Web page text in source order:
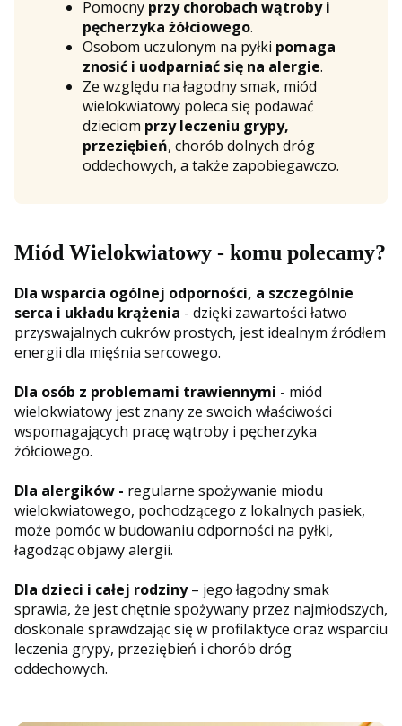
Pomocny przy chorobach wątroby i
pęcherzyka żółciowego.
Osobom uczulonym na pyłki pomaga
znosić i uodparniać się na alergie.
Ze względu na łagodny smak, miód
wielokwiatowy poleca się podawać
dzieciom przy leczeniu grypy,
przeziębień, chorób dolnych dróg
oddechowych, a także zapobiegawczo.
Miód Wielokwiatowy - komu polecamy?
Dla wsparcia ogólnej odporności, a szczególnie
serca i układu krążenia - dzięki zawartości łatwo
przyswajalnych cukrów prostych, jest idealnym źródłem
energii dla mięśnia sercowego.
Dla osób z problemami trawiennymi - miód
wielokwiatowy jest znany ze swoich właściwości
wspomagających pracę wątroby i pęcherzyka
żółciowego.
Dla alergików - regularne spożywanie miodu
wielokwiatowego, pochodzącego z lokalnych pasiek,
może pomóc w budowaniu odporności na pyłki,
łagodząc objawy alergii.
Dla dzieci i całej rodziny– jego łagodny smak
sprawia, że jest chętnie spożywany przez najmłodszych,
doskonale sprawdzając się w profilaktyce oraz wsparciu
leczenia grypy, przeziębień i chorób dróg
oddechowych.